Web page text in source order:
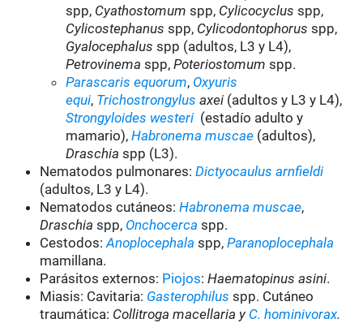
spp, Cyathostomum spp, Cylicocyclus spp,
Cylicostephanus spp, Cylicodontophorus spp,
Gyalocephalus spp (adultos, L3 y L4),
Petrovinema spp,Poteriostomum spp.
Parascaris equorum, Oxyuris
equi, Trichostrongylusaxei (adultos y L3 y L4),
Strongyloides westeri (estadío adulto y
mamario),Habronema muscae (adultos),
Draschia spp (L3).
Nematodos pulmonares:Dictyocaulus arnfieldi
(adultos, L3 y L4).
Nematodos cutáneos:Habronema muscae,
Draschia spp, Onchocerca spp.
Cestodos:Anoplocephala spp,Paranoplocephala
mamillana.
Parásitos externos: Piojos:Haematopinus asini.
Miasis: Cavitaria: Gasterophilus spp. Cutáneo
traumática: Collitroga macellaria y C. hominivorax.